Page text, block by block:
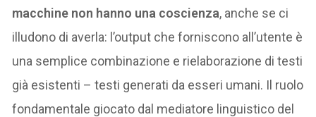
macchine non hanno una coscienza, anche se ci
illudono di averla: l’output che forniscono all’utente è
una semplice combinazione e rielaborazione di testi
già esistenti – testi generati da esseri umani. Il ruolo
fondamentale giocato dal mediatore linguistico del